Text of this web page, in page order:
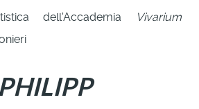
dell'Accademia
Vivarium